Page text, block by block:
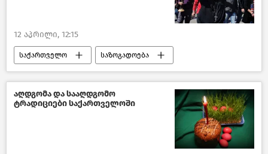
12 აპრილი, 12:15
საქართველო საზოგადოება
აღდგომა გურია ახალი ამბები
აღდგომა და სააღდგომო
ტრადიციები საქართველოში